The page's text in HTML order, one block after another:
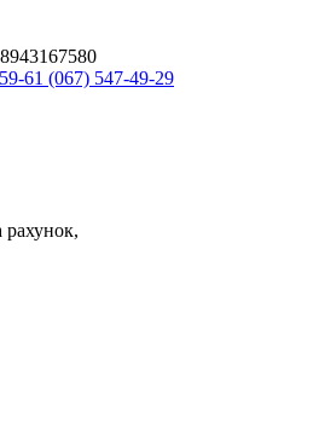
61 (067) 547-49-29
рахунок,